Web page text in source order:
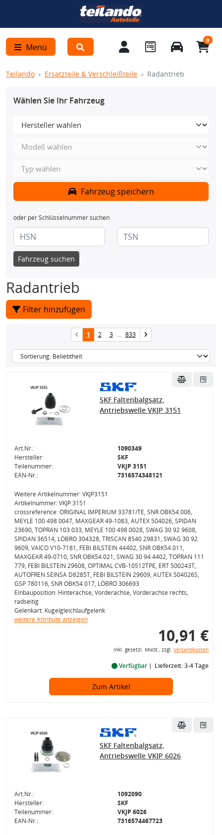
Menü
0
Teilando Ersatzteile & Verschleißteile Radantrieb
Wählen Sie Ihr Fahrzeug
Fahrzeug speichern
oder per Schlüsselnummer suchen
Fahrzeug suchen
Radantrieb
Filter hinzufügen
1 2 3 ... 833
SKF Faltenbalgsatz,
Antriebswelle VKJP 3151
Art.Nr.:
1090349
Hersteller:
SKF
Teilenummer:
VKJP 3151
EAN-Nr.:
7316574348121
Weitere Artikelnummer: VKJP3151
Artikelnummer: VKJP 3151
crossreference: ORIGINAL IMPERIUM 33781/TE, SNR OBK54.006,
MEYLE 100 498 0047, MAXGEAR 49-1083, AUTEX 504026, SPIDAN
23690, TOPRAN 103 033, MEYLE 100 498 0028, SWAG 30 92 9608,
SPIDAN 36514, LÖBRO 304328, TRISCAN 8540 29831, SWAG 30 92
9609, VAICO V10-7181, FEBI BILSTEIN 44402, SNR OBK54.011,
MAXGEAR 49-0710, SNR OBK54.021, SWAG 30 94 4402, TOPRAN 111
779, FEBI BILSTEIN 29608, OPTIMAL CVB-10512TPE, ERT 500243T,
AUTOFREN SEINSA D8285T, FEBI BILSTEIN 29609, AUTEX 504026S,
GSP 780116, SNR OBK54.017, LÖBRO 306693
Einbauposition: Hinterachse, Vorderachse, Vorderachse rechts,
radseitig
Gelenkart: Kugelgleichlaufgelenk
weitere Attribute anzeigen
10,91 €
inkl. gesetzl. MwSt., zzgl. Versandkosten
Verfügbar Lieferzeit: 3-4 Tage
Zum Artikel
SKF Faltenbalgsatz,
Antriebswelle VKJP 6026
Art.Nr.:
1092090
Hersteller:
SKF
Teilenummer:
VKJP 6026
EAN-Nr.:
7316574467723